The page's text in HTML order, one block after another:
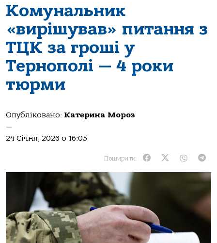
Комунальник
«вирішував» питання з
ТЦК за гроші у
Тернополі — 4 роки
тюрми
Опубліковано: Катерина Мороз
—
24 Січня, 2026 о 16:05
Поширити: